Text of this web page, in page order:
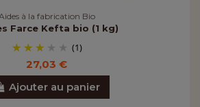
à la fabrication Bio
Farce Kefta bio (1 kg)
(1)
27,03 €
Ajouter au panier